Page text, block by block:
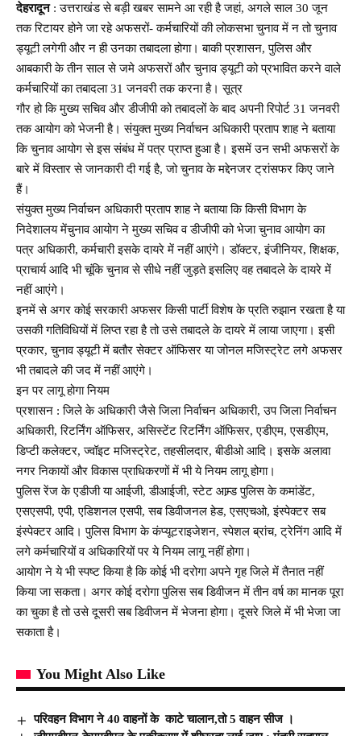
देहरादून: उत्तराखंड से बड़ी खबर सामने आ रही है जहां, अगले साल 30 जून
तक रिटायर होने जा रहे अफसरों- कर्मचारियों की लोकसभा चुनाव में न तो चुनाव
ड्यूटी लगेगी और न ही उनका तबादला होगा। बाकी प्रशासन, पुलिस और
आबकारी के तीन साल से जमे अफसरों और चुनाव ड्यूटी को प्रभावित करने वाले
कर्मचारियों का तबादला 31 जनवरी तक करना है। सूत्र
गौर हो कि मुख्य सचिव और डीजीपी को तबादलों के बाद अपनी रिपोर्ट 31 जनवरी
तक आयोग को भेजनी है। संयुक्त मुख्य निर्वाचन अधिकारी प्रताप शाह ने बताया
कि चुनाव आयोग से इस संबंध में पत्र प्राप्त हुआ है। इसमें उन सभी अफसरों के
बारे में विस्तार से जानकारी दी गई है, जो चुनाव के मद्देनजर ट्रांसफर किए जाने
हैं।
संयुक्त मुख्य निर्वाचन अधिकारी प्रताप शाह ने बताया कि किसी विभाग के
निदेशालय मेंचुनाव आयोग ने मुख्य सचिव व डीजीपी को भेजा चुनाव आयोग का
पत्र अधिकारी, कर्मचारी इसके दायरे में नहीं आएंगे। डॉक्टर, इंजीनियर, शिक्षक,
प्राचार्य आदि भी चूंकि चुनाव से सीधे नहीं जुड़ते इसलिए वह तबादले के दायरे में
नहीं आएंगे।
इनमें से अगर कोई सरकारी अफसर किसी पार्टी विशेष के प्रति रुझान रखता है या
उसकी गतिविधियों में लिप्त रहा है तो उसे तबादले के दायरे में लाया जाएगा। इसी
प्रकार, चुनाव ड्यूटी में बतौर सेक्टर ऑफिसर या जोनल मजिस्ट्रेट लगे अफसर
भी तबादले की जद में नहीं आएंगे।
इन पर लागू होगा नियम
प्रशासन : जिले के अधिकारी जैसे जिला निर्वाचन अधिकारी, उप जिला निर्वाचन
अधिकारी, रिटर्निंग ऑफिसर, असिस्टेंट रिटर्निंग ऑफिसर, एडीएम, एसडीएम,
डिप्टी कलेक्टर, ज्वॉइट मजिस्ट्रेट, तहसीलदार, बीडीओ आदि। इसके अलावा
नगर निकायों और विकास प्राधिकरणों में भी ये नियम लागू होगा।
पुलिस रेंज के एडीजी या आईजी, डीआईजी, स्टेट आम्र्ड पुलिस के कमांडेंट,
एसएसपी, एपी, एडिशनल एसपी, सब डिवीजनल हेड, एसएचओ, इंस्पेक्टर सब
इंस्पेक्टर आदि। पुलिस विभाग के कंप्यूटराइजेशन, स्पेशल ब्रांच, ट्रेनिंग आदि में
लगे कर्मचारियों व अधिकारियों पर ये नियम लागू नहीं होगा।
आयोग ने ये भी स्पष्ट किया है कि कोई भी दरोगा अपने गृह जिले में तैनात नहीं
किया जा सकता। अगर कोई दरोगा पुलिस सब डिवीजन में तीन वर्ष का मानक पूरा
का चुका है तो उसे दूसरी सब डिवीजन में भेजना होगा। दूसरे जिले में भी भेजा जा
सकाता है।
You Might Also Like
परिवहन विभाग ने 40 वाहनों के काटे चालान,तो 5 वाहन सीज ।